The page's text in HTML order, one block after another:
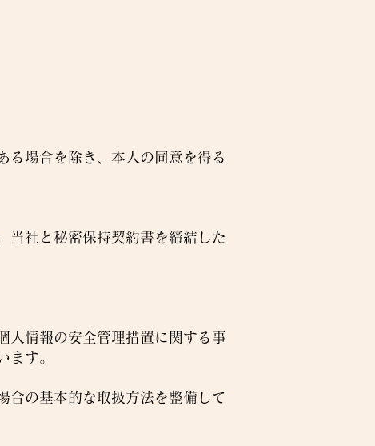
る場合を除き、本人の同意を得る
当社と秘密保持契約書を締結した
人情報の安全管理措置に関する事
ます。
合の基本的な取扱方法を整備して